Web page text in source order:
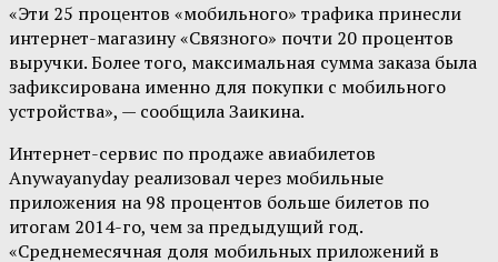
«Эти 25 процентов «мобильного» трафика принесли
интернет-магазину «Связного» почти 20 процентов
выручки. Более того, максимальная сумма заказа была
зафиксирована именно для покупки с мобильного
устройства», — сообщила Заикина.
Интернет-сервис по продаже авиабилетов
Anywayanyday реализовал через мобильные
приложения на 98 процентов больше билетов по
итогам 2014-го, чем за предыдущий год.
«Среднемесячная доля мобильных приложений в